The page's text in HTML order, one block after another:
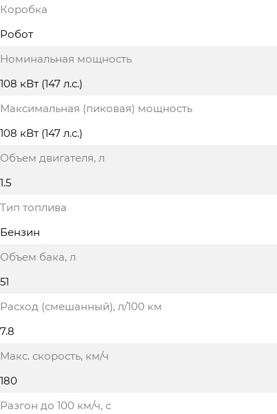
Коробка
Робот
Номинальная мощность
108 кВт (147 л.с.)
Максимальная (пиковая) мощность
108 кВт (147 л.с.)
Объем двигателя, л
1.5
Тип топлива
Бензин
Объем бака, л
51
Расход (смешанный), л/100 км
7.8
Макс. скорость, км/ч
180
Разгон до 100 км/ч, с